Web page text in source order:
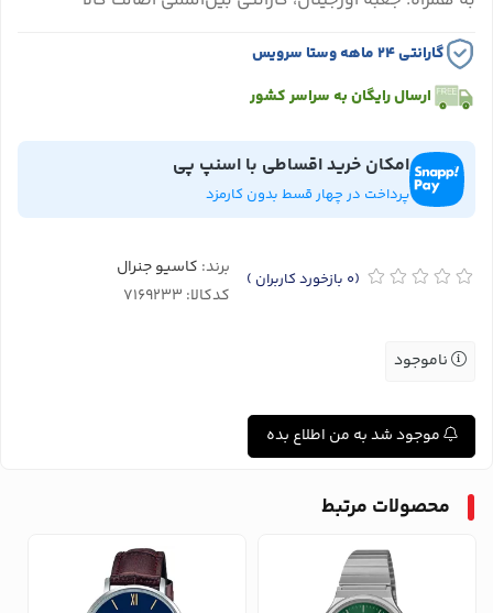
گارانتی ۲۴ ماهه وستا سرویس
ارسال رایگان به سراسر کشور
امکان خرید اقساطی با اسنپ پی
پرداخت در چهار قسط بدون کارمزد
(0 بازخورد کاربران ) برند: کاسیو جنرال
کدکالا:
ناموجود
موجود شد به من اطلاع بده
محصولات مرتبط